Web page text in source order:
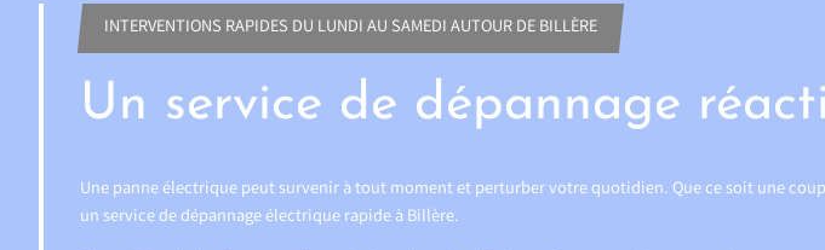
INTERVENTIONS RAPIDES DU LUNDI AU SAMEDI AUTOUR DE BILLÈRE
Un service de dépannage
Une panne électrique peut survenir à tout moment et perturber votre quotidien. Que ce soit une
un service de dépannage électrique rapide à Billère.